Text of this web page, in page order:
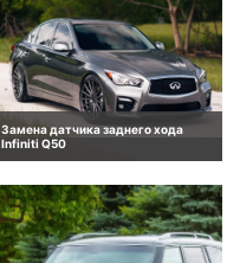
Замена датчика заднего хода
Infiniti Q50